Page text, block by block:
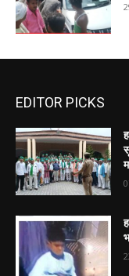
EDITOR PICKS